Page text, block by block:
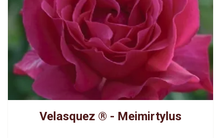
Velasquez ® - Meimirtylus